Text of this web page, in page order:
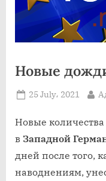
Новые
Posted
25 July، 2021
Новые
в Западной
дней после того,
наводнениям,